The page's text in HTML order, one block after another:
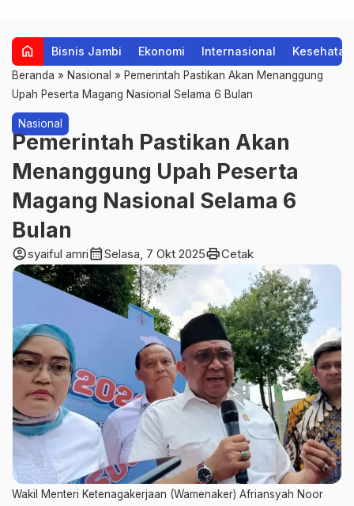
home Bisnis Jambi Ekonomi Internasional Kesehatan
Beranda » Nasional » Pemerintah Pastikan Akan Menanggung
Upah Peserta Magang Nasional Selama 6 Bulan
Nasional
Pemerintah Pastikan Akan
Menanggung Upah Peserta
Magang Nasional Selama 6
Bulan
account_circlesyaiful amricalendar_monthSelasa, 7 Okt 2025printCetak
Wakil Menteri Ketenagakerjaan (Wamenaker) Afriansyah Noor